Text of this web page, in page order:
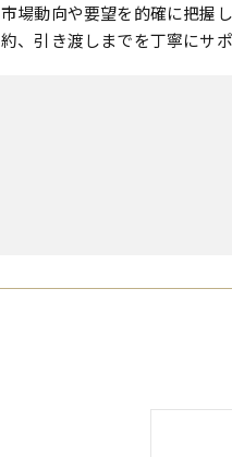
市場動向や要望を的確に把握
約、引き渡しまでを丁寧にサ